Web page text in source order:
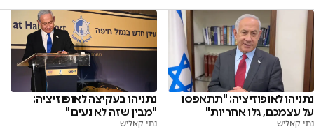
נתניהו לאופוזיציה: "תתאפסו
על עצמכם, גלו אחריות"
נתי קאליש
נתניהו בעקיצה לאופוזיציה:
"מבין שזה לא נעים"
נתי קאליש